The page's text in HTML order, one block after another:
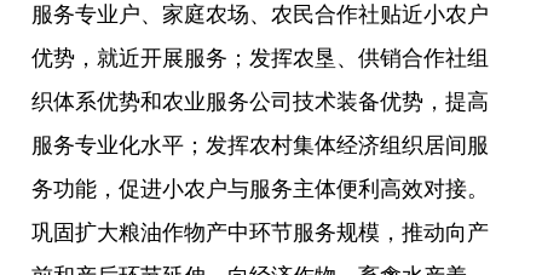
服务专业户、家庭农场、农民合作社贴近小农户
优势，就近开展服务；发挥农垦、供销合作社组
织体系优势和农业服务公司技术装备优势，提高
服务专业化水平；发挥农村集体经济组织居间服
务功能，促进小农户与服务主体便利高效对接。
巩固扩大粮油作物产中环节服务规模，推动向产